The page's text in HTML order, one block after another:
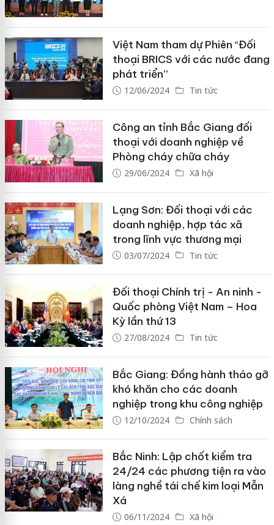
Việt Nam tham dự Phiên “Đối
thoại BRICS với các nước đang
phát triển”
12/06/2024 Tin tức
Công an tỉnh Bắc Giang đối
thoại với doanh nghiệp về
Phòng cháy chữa cháy
29/06/2024 Xã hội
Lạng Sơn: Đối thoại với các
doanh nghiệp, hợp tác xã
trong lĩnh vực thương mại
03/07/2024 Tin tức
Đối thoại Chính trị - An ninh -
Quốc phòng Việt Nam – Hoa
Kỳ lần thứ 13
27/08/2024 Tin tức
Bắc Giang: Đồng hành tháo gỡ
khó khăn cho các doanh
nghiệp trong khu công nghiệp
12/10/2024 Chính sách
Bắc Ninh: Lập chốt kiểm tra
24/24 các phương tiện ra vào
làng nghề tái chế kim loại Mẫn
Xá
06/11/2024 Xã hội